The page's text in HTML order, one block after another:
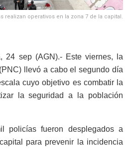
realizan operativos en la zona 7 de la capital.
24 sep (AGN).- Este viernes, la
llevó a cabo el segundo día
cuyo objetivo es combatir la
la seguridad a la población
policías fueron desplegados a
para prevenir la incidencia